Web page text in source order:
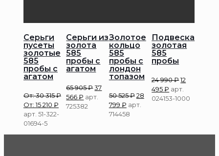
Серьги
пусеты
золотые
585
пробы с
агатом
От:30 315₽
От:15 210 ₽
арт. 51-322-
01694-5
Серьги из
золота
585
пробы с
агатом
65 905₽37
566₽ арт.
725382
Золотое
кольцо
585
пробы с
лондон
топазом
50 525₽28
799 ₽ арт.
714458
Подвеска
золотая
585
пробы
24 990₽12
495₽ арт.
024153-1000